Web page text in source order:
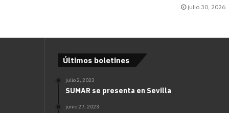
julio 30, 2026
Últimos boletines
julio 2, 2023
SUMAR se presenta en Sevilla
junio 27, 2023